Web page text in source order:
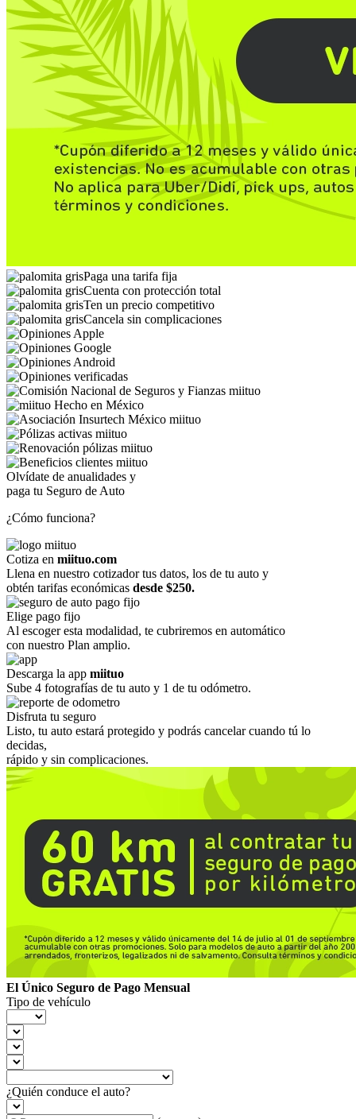
Paga una tarifa fija
Cuenta con protección total
Ten un precio competitivo
Cancela sin complicaciones
Olvídate de anualidades y
paga tu Seguro de Auto
¿Cómo funciona?
Cotiza en miituo.com
Llena en nuestro cotizador tus datos, los de tu auto y
obtén tarifas económicas desde $250.
Elige pago fijo
Al escoger esta modalidad, te cubriremos en automático
con nuestro Plan amplio.
Descarga la app miituo
Sube 4 fotografías de tu auto y 1 de tu odómetro.
Disfruta tu seguro
Listo, tu auto estará protegido y podrás cancelar cuando tú lo
decidas,
rápido y sin complicaciones.
El Único Seguro de Pago Mensual
Tipo de vehículo
¿Quién conduce el auto?